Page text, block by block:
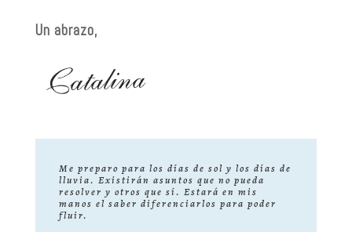
Un abrazo,
Me preparo para los días de sol y los días de
lluvia. Existirán asuntos que no pueda
resolver y otros que sí. Estará en mis
manos el saber diferenciarlos para poder
fluir.